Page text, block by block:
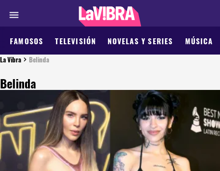
FAMOSOS TELEVISIÓN NOVELAS Y SERIES MÚSICA
La Vibra Belinda
Belinda